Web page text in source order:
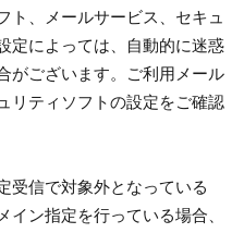
、メールサービス、セキュ
定によっては、自動的に迷惑
がございます。ご利用メール
リティソフトの設定をご確認
受信で対象外となっている
ン指定を行っている場合、